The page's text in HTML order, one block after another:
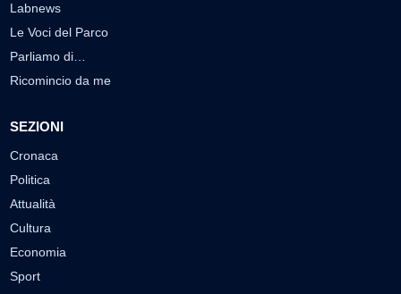
Labnews
Le Voci del Parco
Parliamo di…
Ricomincio da me
SEZIONI
Cronaca
Politica
Attualità
Cultura
Economia
Sport